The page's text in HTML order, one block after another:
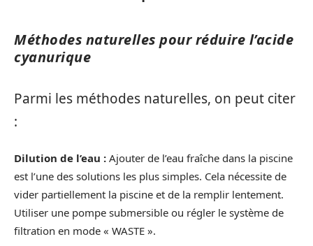
Méthodes naturelles pour réduire l’acide
cyanurique
Parmi les méthodes naturelles, on peut citer
:
Dilution de l’eau : Ajouter de l’eau fraîche dans la piscine
est l’une des solutions les plus simples. Cela nécessite de
vider partiellement la piscine et de la remplir lentement.
Utiliser une pompe submersible ou régler le système de
filtration en mode « WASTE ».